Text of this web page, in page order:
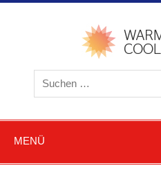
Zum
MENÜ